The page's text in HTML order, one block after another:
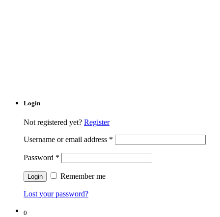
Login
Not registered yet? Register
Username or email address *
Password *
Remember me
Lost your password?
0